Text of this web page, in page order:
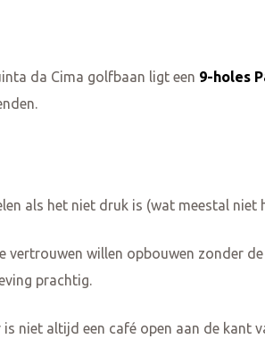
da Cima golfbaan ligt een 9-holes
als het niet druk is (wat meestal niet
vertrouwen willen opbouwen zonder
prachtig.
is niet altijd een café open aan de kant